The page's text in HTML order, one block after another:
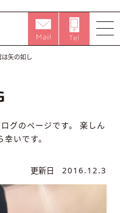
は矢の如し
グのページです。
楽しん
いです。
更新日 2016.12.3